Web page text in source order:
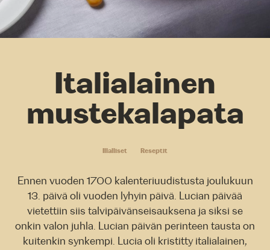
Italialainen
mustekalapata
Illalliset Reseptit
Ennen vuoden 1700 kalenteriuudistusta joulukuun
13. päivä oli vuoden lyhyin päivä. Lucian päivää
vietettiin siis talvipäivänseisauksena ja siksi se
onkin valon juhla. Lucian päivän perinteen tausta on
kuitenkin synkempi. Lucia oli kristitty italialainen,